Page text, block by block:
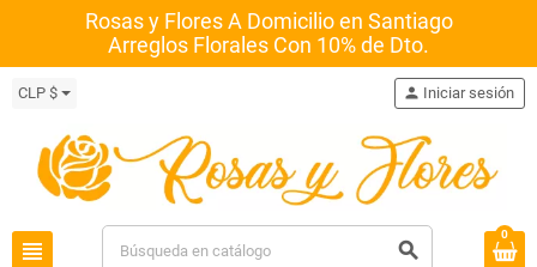
Rosas y Flores A Domicilio en Santiago
Arreglos Florales Con 10% de Dto.
CLP $
view_headline search
person Iniciar sesión
0